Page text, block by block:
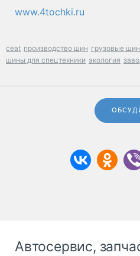
www.4tochki.ru
ceat производство шин грузовые
шины для спецтехники экология
Автосервис,